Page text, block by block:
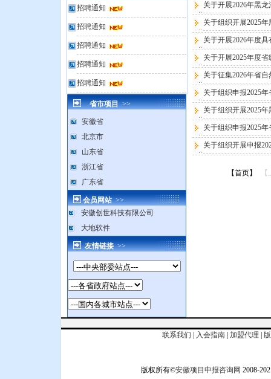
招聘通知
招聘通知
招聘通知
招聘通知
招聘通知
省市项目>>
安徽省
北京市
山东省
浙江省
广东省
会员网站>>
安徽创世科技有限公司
大地软件
友情链接>>
关于开展2026年黑
关于组织开展2025
关于开展2026年度
关于开展2025年度
关于征集2026年省
关于组织申报2025
关于组织开展2025
关于组织申报2025
关于组织开展申报
【首页】
联系我们 入会指南| 加盟代理
版权所有©安徽项目申报咨询网 2008-